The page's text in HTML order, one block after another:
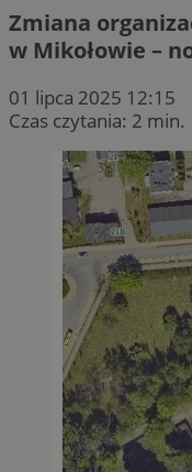
Zmiana
w Mikołowie –
01 lipca 2025 12:15
Czas czytania: 2 min.